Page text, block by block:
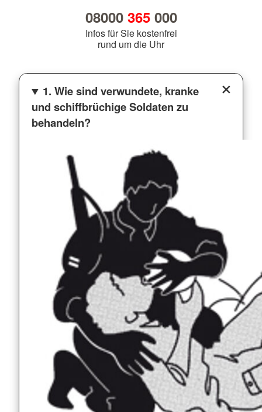
08000 365000
Infos für Sie kostenfrei
rund um die Uhr
1. Wie sind verwundete, kranke
und schiffbrüchige Soldaten zu
behandeln?